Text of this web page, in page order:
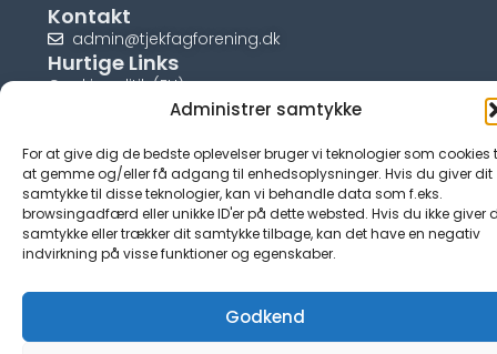
Administrer samtykke
For at give dig de bedste oplevelser bruger vi teknologier som cookies
at gemme og/eller få adgang til enhedsoplysninger. Hvis du giver dit
samtykke til disse teknologier, kan vi behandle data som f.eks.
browsingadfærd eller unikke ID'er på dette websted. Hvis du ikke giver
samtykke eller trækker dit samtykke tilbage, kan det have en negativ
indvirkning på visse funktioner og egenskaber.
Godkend
Kontakt
admin@tjekfagforening.dk
Hurtige Links
Cookiepolitik (EU)
© tjek-fagforening.dk